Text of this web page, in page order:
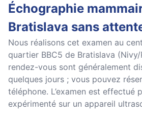
Échographie
Bratislava sans
Nous réalisons cet examen au
quartier BBC5 de Bratislava
rendez-vous sont généralement
quelques jours ; vous pouvez
téléphone. L’examen est effectué
expérimenté sur un appareil